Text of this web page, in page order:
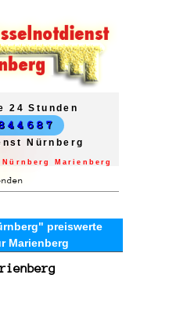
24 Stunden
Nürnberg
Marienberg
preiswerte
Marienberg